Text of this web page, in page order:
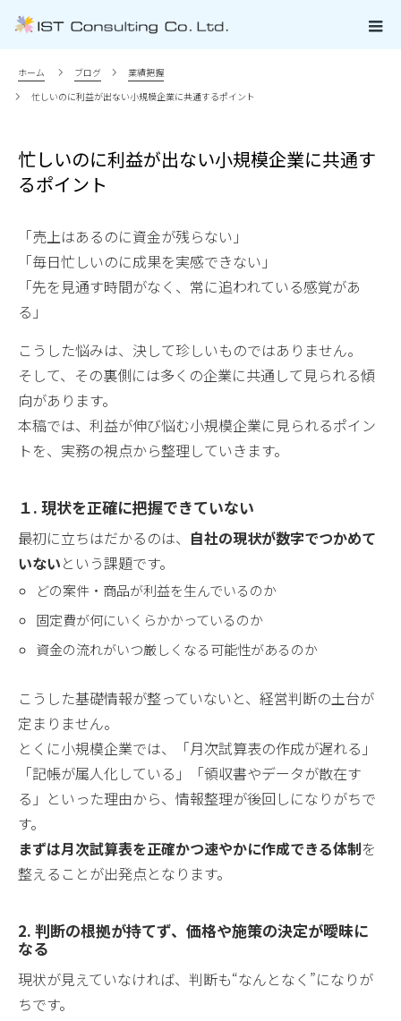
ホーム ブログ
業績把握
忙しいのに利益が出ない小規模企業に共通するポイント
忙しいのに利益が出ない小規模企業に共通す
るポイント
「売上はあるのに資金が残らない」
「毎日忙しいのに成果を実感できない」
「先を見通す時間がなく、常に追われている感覚があ
る」
こうした悩みは、決して珍しいものではありません。
そして、その裏側には多くの企業に共通して見られる傾
向があります。
本稿では、利益が伸び悩む小規模企業に見られるポイン
トを、実務の視点から整理していきます。
１. 現状を正確に把握できていない
最初に立ちはだかるのは、 自社の現状が数字でつかめて
いないという課題です。
どの案件・商品が利益を生んでいるのか
固定費が何にいくらかかっているのか
資金の流れがいつ厳しくなる可能性があるのか
こうした基礎情報が整っていないと、経営判断の土台が
定まりません。
とくに小規模企業では、「月次試算表の作成が遅れる」
「記帳が属人化している」「領収書やデータが散在す
る」といった理由から、情報整理が後回しになりがちで
す。
まずは月次試算表を正確かつ速やかに作成できる体制を
整えることが出発点となります。
2. 判断の根拠が持てず、価格や施策の決定が曖昧に
なる
現状が見えていなければ、判断も“なんとなく”になりが
ちです。